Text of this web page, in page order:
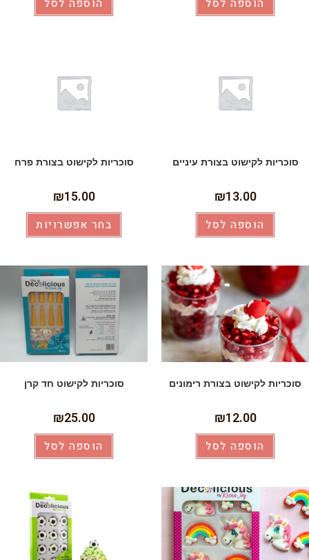
הוספה לסל הוספה לסל
סוכריות לקישוט בצורת עיניים
₪13.00
הוספה לסל
סוכריות לקישוט בצורת פרח
₪15.00
בחר אפשרויות
סוכריות לקישוט בצורת רימונים
₪12.00
הוספה לסל
סוכריות לקישוט חד קרן
₪25.00
הוספה לסל